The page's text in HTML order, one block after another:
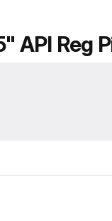
API Reg